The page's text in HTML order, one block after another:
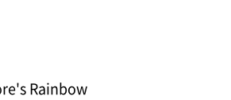
Rainbow